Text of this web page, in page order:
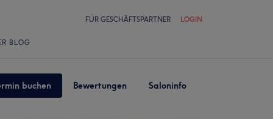
FÜR GESCHÄFTSPARTNER LOGIN
BLOG
buchen Bewertungen Saloninfo